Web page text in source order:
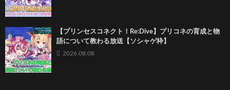
【プリンセスコネクト！Re:Dive】プリコネの育成と物
語について教わる放送【ソシャゲ枠】
2026.08.08